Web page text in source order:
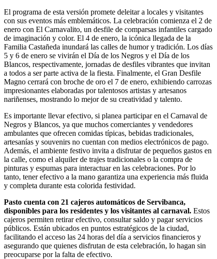
El programa de esta versión promete deleitar a locales y visitantes
con sus eventos más emblemáticos. La celebración comienza el 2 de
enero con El Carnavalito, un desfile de comparsas infantiles cargado
de imaginación y color. El 4 de enero, la icónica llegada de la
Familia Castañeda inundará las calles de humor y tradición. Los días
5 y 6 de enero se vivirán el Día de los Negros y el Día de los
Blancos, respectivamente, jornadas de desfiles vibrantes que invitan
a todos a ser parte activa de la fiesta. Finalmente, el Gran Desfile
Magno cerrará con broche de oro el 7 de enero, exhibiendo carrozas
impresionantes elaboradas por talentosos artistas y artesanos
nariñenses, mostrando lo mejor de su creatividad y talento.
Es importante llevar efectivo, si planea participar en el Carnaval de
Negros y Blancos, ya que muchos comerciantes y vendedores
ambulantes que ofrecen comidas típicas, bebidas tradicionales,
artesanías y souvenirs no cuentan con medios electrónicos de pago.
Además, el ambiente festivo invita a disfrutar de pequeños gastos en
la calle, como el alquiler de trajes tradicionales o la compra de
pinturas y espumas para interactuar en las celebraciones. Por lo
tanto, tener efectivo a la mano garantiza una experiencia más fluida
y completa durante esta colorida festividad.
Pasto cuenta con 21 cajeros automáticos de Servibanca,
disponibles para los residentes y los visitantes al carnaval. Estos
cajeros permiten retirar efectivo, consultar saldo y pagar servicios
públicos. Están ubicados en puntos estratégicos de la ciudad,
facilitando el acceso las 24 horas del día a servicios financieros y
asegurando que quienes disfrutan de esta celebración, lo hagan sin
preocuparse por la falta de efectivo.